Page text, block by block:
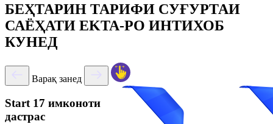
БЕҲТАРИН ТАРИФИ СУҒУРТАИ
САЁҲАТИ EKTA-РО ИНТИХОБ
КУНЕД
Варақ занед
Start 17 имконоти
дастрас